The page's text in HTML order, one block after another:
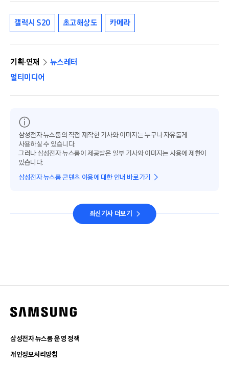
갤럭시 S20 초고해상도 카메라
기획·연재
뉴스레터
멀티미디어
삼성전자 뉴스룸의 직접 제작한 기사와 이미지는 누구나 자유롭게
사용하실 수 있습니다.
그러나 삼성전자 뉴스룸이 제공받은 일부 기사와 이미지는 사용에 제한이
있습니다.
삼성전자 뉴스룸 콘텐츠 이용에 대한 안내 바로가기
최신기사 더보기
삼성전자 뉴스룸 운영 정책
개인정보처리방침